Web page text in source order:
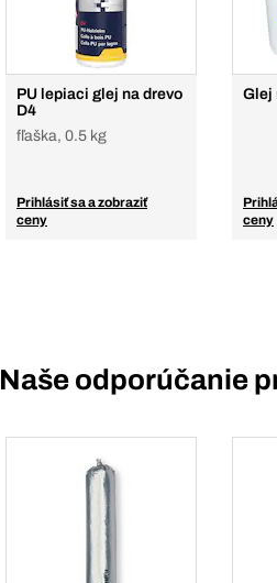
PU lepiaci glej na drevo
D4
fľaška, 0.5 kg
Prihlásiť sa a zobraziť
ceny
Glej
ceny
Naše odporúčanie